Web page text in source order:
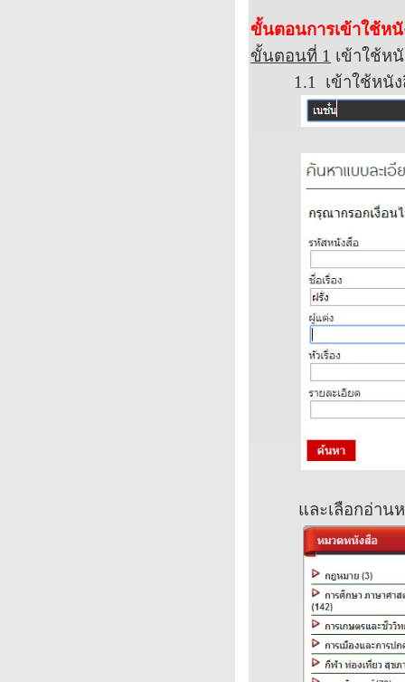
ขั้นตอนการเข้าใช้ห
ขั้นตอนที่ 1 เข้าใช้ห
1.1
เข้าใช้หนั
และเลือกอ่าน